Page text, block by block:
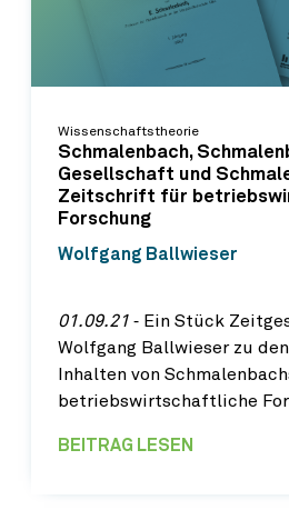
Wissenschaftstheorie
Schmalenbach,
Gesellschaft und
Zeitschrift für
Forschung
Wolfgang Ballwieser
01.09.21 ‐ Ein Stück
Wolfgang Ballwieser zu
Inhalten von
betriebswirtschaftliche
BEITRAG LESEN